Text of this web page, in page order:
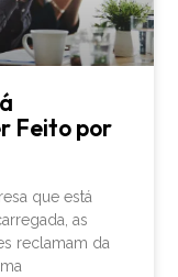
Feito por
que está
as
reclamam da